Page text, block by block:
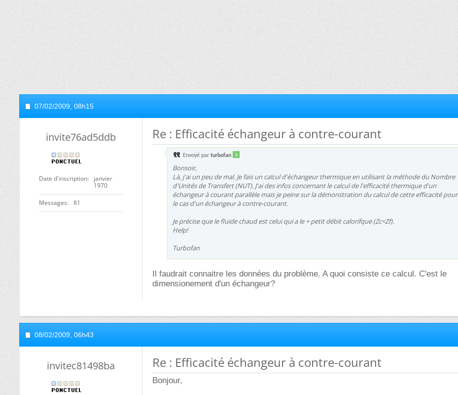
07/02/2009, 08h15
invite76ad5ddb
Date d'inscription
janvier
1970
Messages 81
Re : Efficacité échangeur à contre-courant
Envoyé par turbofan
Bonsoir,
Là, j'ai un peu de mal. Je fais un calcul d'échangeur thermique en utilisant la méthode du Nombre
d'Unités de Transfert (NUT). J'ai des infos concernant le calcul de l'efficacité thermique d'un
échangeur à courant parallèle mais je peine sur la démonstration du calcul de cette efficacité pour
le cas d'un échangeur à contre-courant.
Je précise que le fluide chaud est celui qui a le + petit débit calorifque (Zc<Zf).
Help!
Turbofan
Il faudrait connaitre les données du problème. A quoi consiste ce calcul. C'est le
dimensionement d'un échangeur?
08/02/2009, 06h43
invitec81498ba Re : Efficacité échangeur à contre-courant
Bonjour,